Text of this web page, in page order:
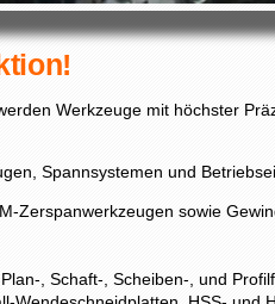
Werkzeuge mit höchster
Spannsystemen und
Zerspanwerkzeugen sowie
, Schaft-, Scheiben-, und